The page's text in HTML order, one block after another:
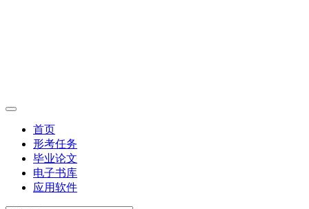
首页
形考任务
毕业论文
电子书库
应用软件